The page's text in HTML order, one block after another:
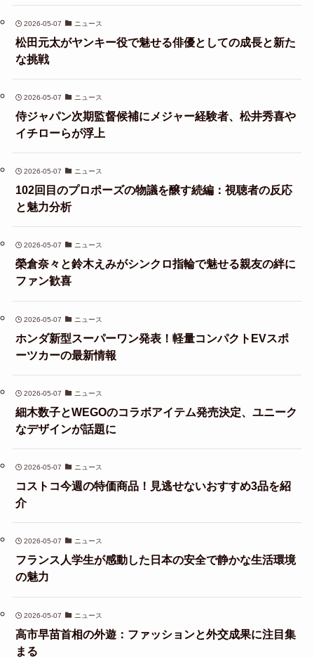
2026-05-07 ニュース
松田元太がヤンキー役で魅せる俳優としての成長と新た
な挑戦
2026-05-07 ニュース
侍ジャパン次期監督候補にメジャー経験者、松井秀喜や
イチローらが浮上
2026-05-07 ニュース
102回目のプロポーズの物議を醸す続編：視聴者の反応
と魅力分析
2026-05-07 ニュース
榮倉奈々と鈴木えみがシンクロ指輪で魅せる親友の絆に
ファン歓喜
2026-05-07 ニュース
ホンダ新型スーパーワン発表！軽量コンパクトEVスポ
ーツカーの最新情報
2026-05-07 ニュース
細木数子とWEGOのコラボアイテム発売決定、ユニーク
なデザインが話題に
2026-05-07 ニュース
コストコ今週の特価商品！見逃せないおすすめ3品を紹
介
2026-05-07 ニュース
フランス人学生が感動した日本の安全で静かな生活環境
の魅力
2026-05-07 ニュース
高市早苗首相の外遊：ファッションと外交成果に注目集
まる